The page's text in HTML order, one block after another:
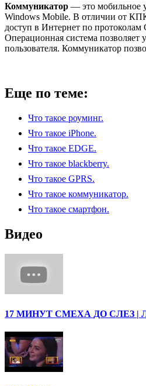
Коммуникатор — это мобильное
Windows Mobile. В отличии от КПК
доступ в Интернет по
Операционная система позволяет
пользователя. Коммуникатор
Еще по теме:
Что такое роуминг.
Что такое iPhone.
Что такое EDGE.
Что такое blackberry.
Что такое GPRS.
Что такое коммуникатор.
Что такое смартфон.
Видео
17 МИНУТ СМЕХА ДО СЛЕЗ |